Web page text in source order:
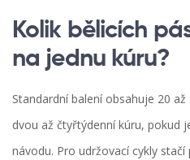
Kolik bělicích
na jednu kúru?
Standardní balení obsahuje 20
dvou až čtyřtýdenní kúru, pokud
návodu. Pro udržovací cykly